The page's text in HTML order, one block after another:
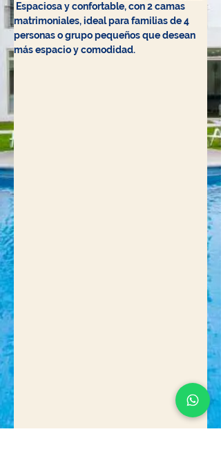
Espaciosa y confortable, con 2 camas
matrimoniales, ideal para familias de 4
personas o grupo pequeños que desean
más espacio y comodidad.